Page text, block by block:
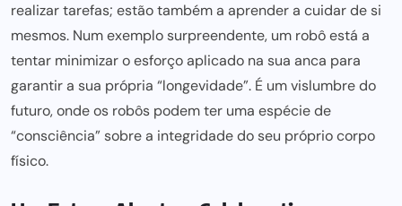
realizar tarefas; estão também a aprender a cuidar de si
mesmos. Num exemplo surpreendente, um robô está a
tentar minimizar o esforço aplicado na sua anca para
garantir a sua própria “longevidade”. É um vislumbre do
futuro, onde os robôs podem ter uma espécie de
“consciência” sobre a integridade do seu próprio corpo
físico.